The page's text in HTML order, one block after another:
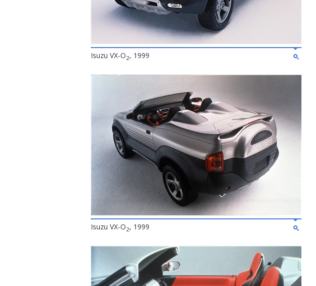
Isuzu VX-O2, 1999
Isuzu VX-O2, 1999